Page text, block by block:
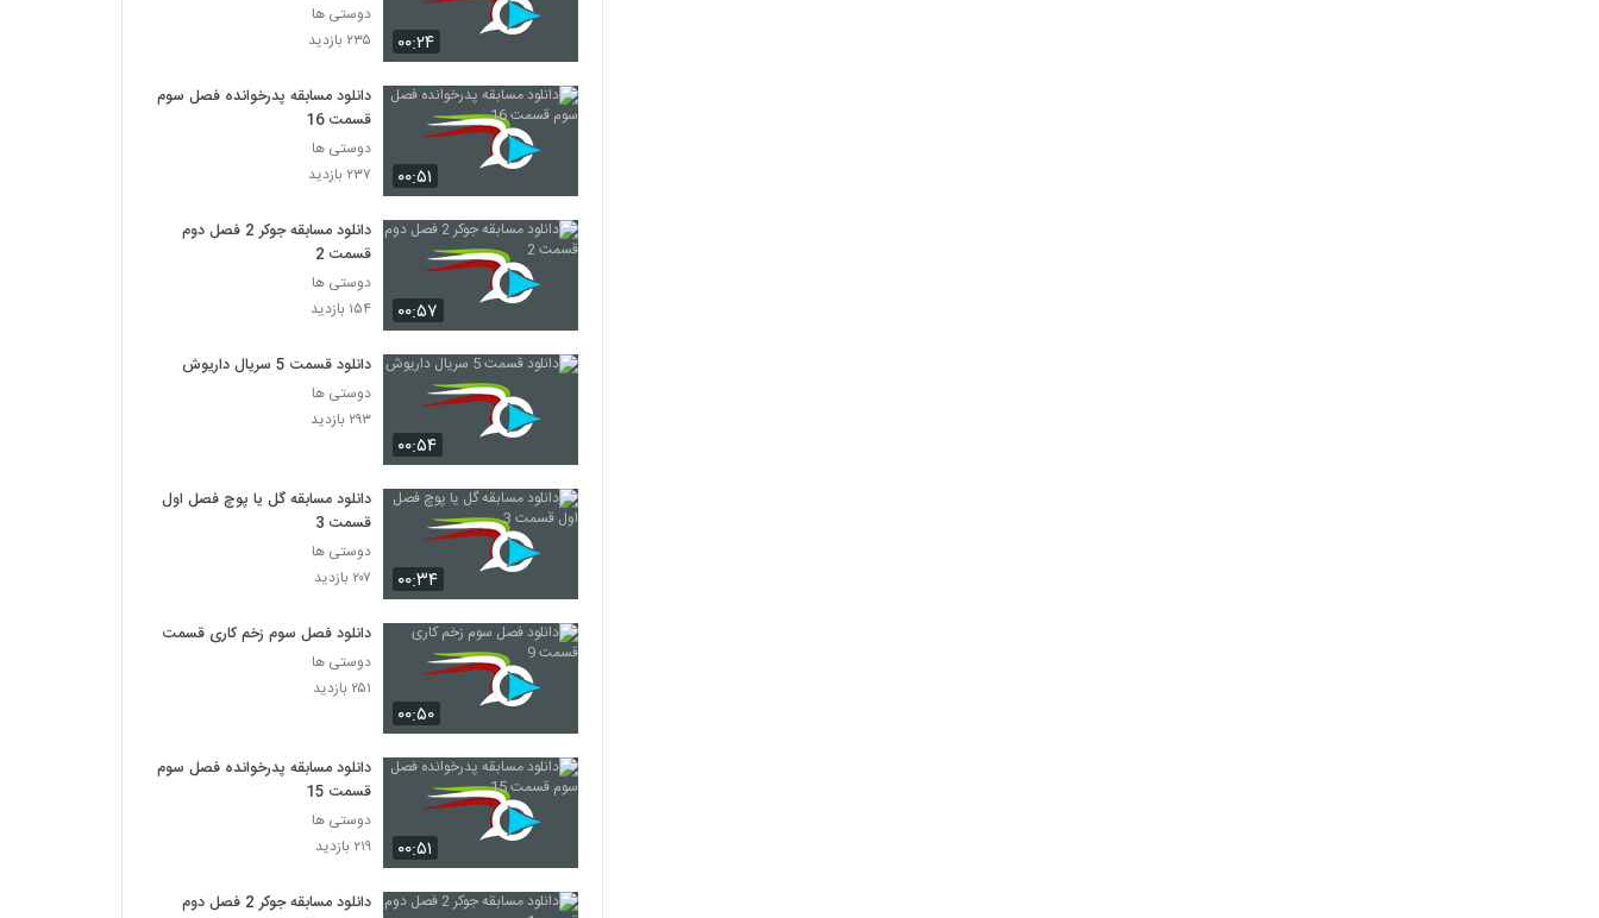
۰۰:۲۴
دوستی ها
۲۳۵ بازدید
۰۰:۵۱
دانلود مسابقه پدرخوانده فصل سوم
قسمت 16
دوستی ها
۲۳۷ بازدید
۰۰:۵۷
دانلود مسابقه جوکر 2 فصل دوم
قسمت 2
دوستی ها
۱۵۴ بازدید
۰۰:۵۴
دانلود قسمت 5 سریال داریوش
دوستی ها
۲۹۳ بازدید
۰۰:۳۴
دانلود مسابقه گل یا پوچ فصل اول
قسمت 3
دوستی ها
۲۰۷ بازدید
۰۰:۵۰
دانلود فصل سوم زخم کاری قسمت 9
دوستی ها
۲۵۱ بازدید
۰۰:۵۱
دانلود مسابقه پدرخوانده فصل سوم
قسمت 15
دوستی ها
۲۱۹ بازدید
دانلود مسابقه جوکر 2 فصل دوم